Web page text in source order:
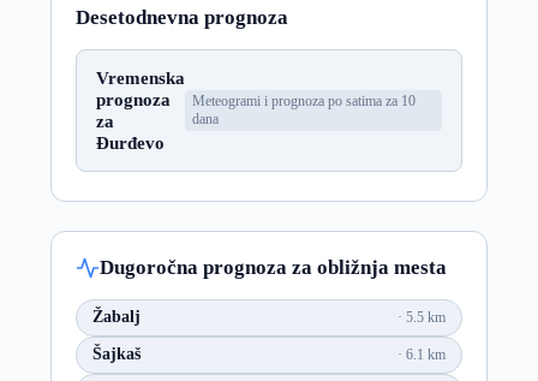
Desetodnevna prognoza
Vremenska
prognoza
za
Đurđevo
Meteogrami i prognoza po satima za 10
dana
Dugoročna prognoza za obližnja mesta
Žabalj 5.5 km
Šajkaš 6.1 km